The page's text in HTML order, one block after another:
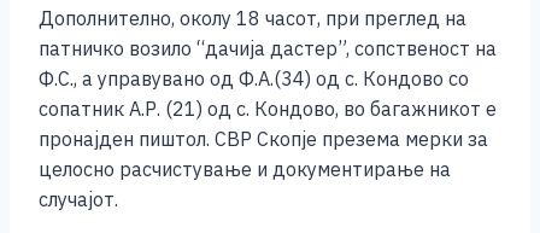
Дополнително, околу 18 часот, при преглед на
патничко возило “дачија дастер”, сопственост на
Ф.С., а управувано од Ф.А.(34) од с. Кондово со
сопатник А.Р. (21) од с. Кондово, во багажникот е
пронајден пиштол. СВР Скопје презема мерки за
целосно расчистување и документирање на
случајот.